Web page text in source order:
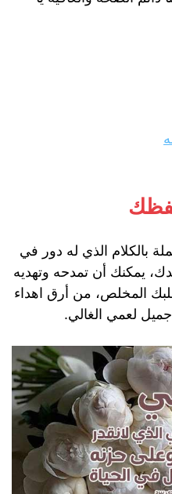
بالكلام الذي له دور في
يمكنك أن تمدحه وتهديه
المخلص، من أرق اهداء
لعمي الغالي.